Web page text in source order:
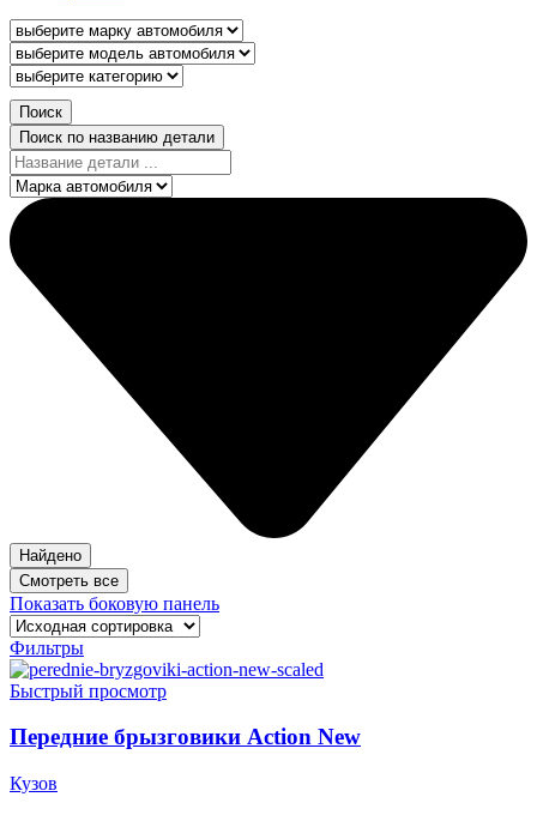
Поиск
Поиск по названию детали
Найдено
Смотреть все
Показать боковую панель
Фильтры
Быстрый просмотр
Передние брызговики Action New
Кузов